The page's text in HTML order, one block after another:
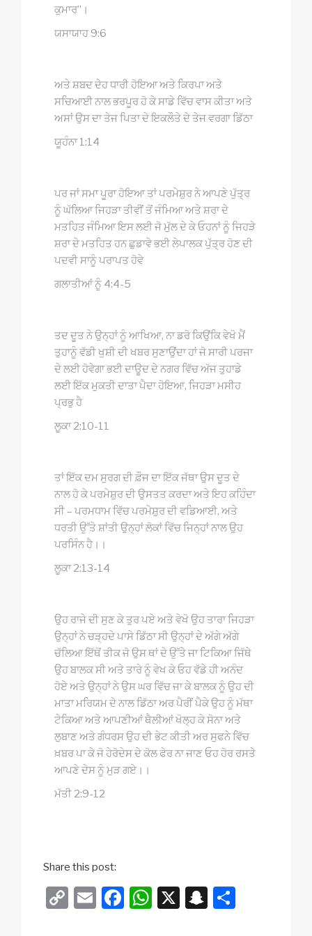
ਕੁਮਾਰ”।
ਯਸਾਯਾਹ 9:6
ਅਤੇ ਸ਼ਬਦ ਦੇਹ ਧਾਰੀ ਹੋਇਆ ਅਤੇ ਕਿਰਪਾ ਅਤੇ
ਸਚਿਆਈ ਨਾਲ ਭਰਪੂਰ ਹੋ ਕੇ ਸਾਡੇ ਵਿੱਚ ਵਾਸ ਕੀਤਾ ਅਤੇ
ਅਸਾਂ ਉਸ ਦਾ ਤੇਜ ਪਿਤਾ ਦੇ ਇਕਲੌਤੇ ਦੇ ਤੇਜ ਵਰਗਾ ਡਿੱਠਾ
ਯੂਹੰਨਾ 1:14
ਪਰ ਜਾਂ ਸਮਾ ਪੂਰਾ ਹੋਇਆ ਤਾਂ ਪਰਮੇਸ਼ੁਰ ਨੇ ਆਪਣੇ ਪੁੱਤ੍ਰ
ਨੂੰ ਘੱਲਿਆ ਜਿਹੜਾ ਤੀਵੀਂ ਤੋਂ ਜੰਮਿਆ ਅਤੇ ਸ਼ਰਾ ਦੇ
ਮਤਹਿਤ ਜੰਮਿਆ ਇਸ ਲਈ ਜੋ ਮੁੱਲ ਦੇ ਕੇ ਓਹਨਾਂ ਨੂੰ ਜਿਹੜੇ
ਸ਼ਰਾ ਦੇ ਮਤਹਿਤ ਹਨ ਛੁਡਾਵੇ ਭਈ ਲੇਪਾਲਕ ਪੁੱਤ੍ਰ ਹੋਣ ਦੀ
ਪਦਵੀ ਸਾਨੂੰ ਪਰਾਪਤ ਹੋਵੇ
ਗਲਾਤੀਆਂ ਨੂੰ 4:4-5
ਤਦ ਦੂਤ ਨੇ ਉਨ੍ਹਾਂ ਨੂੰ ਆਖਿਆ, ਨਾ ਡਰੋ ਕਿਉਂਕਿ ਵੇਖੋ ਮੈਂ
ਤੁਹਾਨੂੰ ਵੱਡੀ ਖੁਸ਼ੀ ਦੀ ਖਬਰ ਸੁਣਾਉਂਦਾ ਹਾਂ ਜੋ ਸਾਰੀ ਪਰਜਾ
ਦੇ ਲਈ ਹੋਵੇਗਾ ਭਈ ਦਾਊਦ ਦੇ ਨਗਰ ਵਿੱਚ ਅੱਜ ਤੁਹਾਡੇ
ਲਈ ਇੱਕ ਮੁਕਤੀ ਦਾਤਾ ਪੈਦਾ ਹੋਇਆ, ਜਿਹੜਾ ਮਸੀਹ
ਪ੍ਰਭੁ ਹੈ
ਲੂਕਾ 2:10-11
ਤਾਂ ਇੱਕ ਦਮ ਸੁਰਗ ਦੀ ਫ਼ੌਜ ਦਾ ਇੱਕ ਜੱਥਾ ਉਸ ਦੂਤ ਦੇ
ਨਾਲ ਹੋ ਕੇ ਪਰਮੇਸ਼ੁਰ ਦੀ ਉਸਤਤ ਕਰਦਾ ਅਤੇ ਇਹ ਕਹਿੰਦਾ
ਸੀ – ਪਰਮਧਾਮ ਵਿੱਚ ਪਰਮੇਸ਼ੁਰ ਦੀ ਵਡਿਆਈ, ਅਤੇ
ਧਰਤੀ ਉੱਤੇ ਸ਼ਾਂਤੀ ਉਨ੍ਹਾਂ ਲੋਕਾਂ ਵਿੱਚ ਜਿਨ੍ਹਾਂ ਨਾਲ ਉਹ
ਪਰਸਿੰਨ ਹੈ।।
ਲੂਕਾ 2:13-14
ਉਹ ਰਾਜੇ ਦੀ ਸੁਣ ਕੇ ਤੁਰ ਪਏ ਅਤੇ ਵੇਖੋ ਉਹ ਤਾਰਾ ਜਿਹੜਾ
ਉਨ੍ਹਾਂ ਨੇ ਚੜ੍ਹਦੇ ਪਾਸੇ ਡਿੱਠਾ ਸੀ ਉਨ੍ਹਾਂ ਦੇ ਅੱਗੇ ਅੱਗੇ
ਚੱਲਿਆ ਇੱਥੋਂ ਤੀਕ ਜੋ ਉਸ ਥਾਂ ਦੇ ਉੱਤੇ ਜਾ ਟਿਕਿਆ ਜਿੱਥੇ
ਉਹ ਬਾਲਕ ਸੀ ਅਤੇ ਤਾਰੇ ਨੂੰ ਵੇਖ ਕੇ ਓਹ ਵੱਡੇ ਹੀ ਅਨੰਦ
ਹੋਏ ਅਤੇ ਉਨ੍ਹਾਂ ਨੇ ਉਸ ਘਰ ਵਿੱਚ ਜਾ ਕੇ ਬਾਲਕ ਨੂੰ ਉਹ ਦੀ
ਮਾਤਾ ਮਰਿਯਮ ਦੇ ਨਾਲ ਡਿੱਠਾ ਅਰ ਪੈਰੀਂ ਪੈਕੇ ਉਹ ਨੂੰ ਮੱਥਾ
ਟੇਕਿਆ ਅਤੇ ਆਪਣੀਆਂ ਥੈਲੀਆਂ ਖੋਲ੍ਹ ਕੇ ਸੋਨਾ ਅਤੇ
ਲੁਬਾਣ ਅਤੇ ਗੰਧਰਸ ਉਹ ਦੀ ਭੇਟ ਕੀਤੀ ਅਰ ਸੁਫਨੇ ਵਿੱਚ
ਖ਼ਬਰ ਪਾ ਕੇ ਜੋ ਹੇਰੋਦੇਸ ਦੇ ਕੋਲ ਫੇਰ ਨਾ ਜਾਣ ਓਹ ਹੋਰ ਰਸਤੇ
ਆਪਣੇ ਦੇਸ ਨੂੰ ਮੁੜ ਗਏ।।
ਮੱਤੀ 2:9-12
Share this post:
C
E
F
W X
S